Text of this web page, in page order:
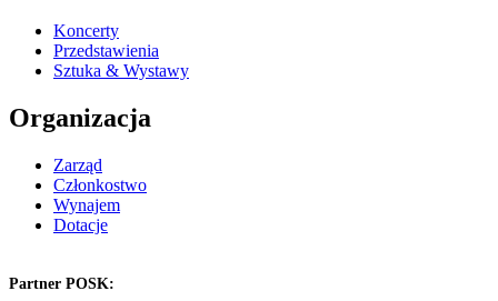
Koncerty
Przedstawienia
Sztuka & Wystawy
Organizacja
Zarząd
Członkostwo
Wynajem
Dotacje
Partner POSK: